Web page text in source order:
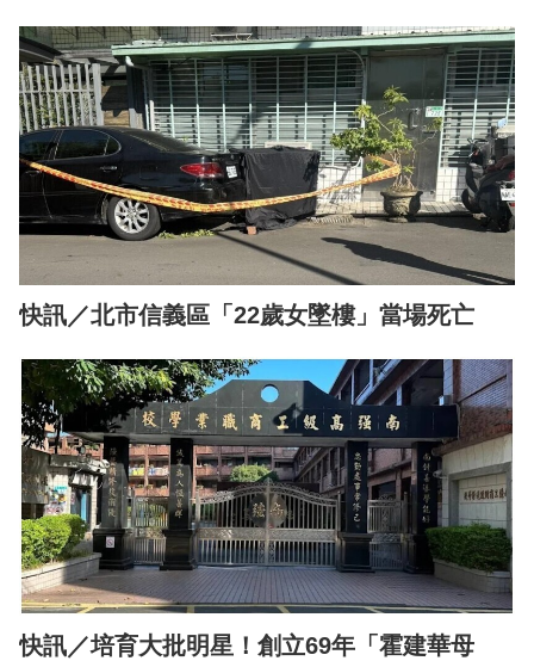
快訊／北市信義區「22歲女墜樓」當場死亡
快訊／培育大批明星！創立69年「霍建華母